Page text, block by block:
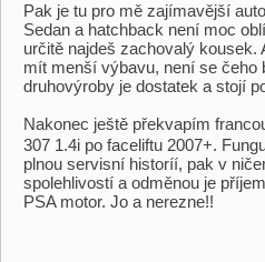
Pak je tu pro mě zajímavější
Sedan a hatchback není moc
určitě najdeš zachovalý kousek.
mít menší výbavu, není se čeho
druhovýroby je dostatek a stojí
Nakonec ještě překvapím
307 1.4i po faceliftu 2007+.
plnou servisní historíí, pak v
spolehlivostí a odměnou je
PSA motor. Jo a nerezne!!